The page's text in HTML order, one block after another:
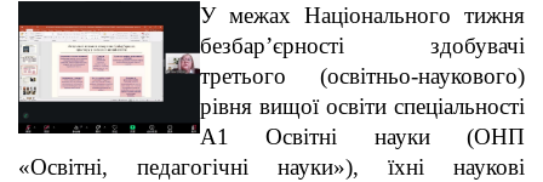
У межах Національного тижня
безбар’єрності здобувачі
третього (освітньо-наукового)
рівня вищої освіти спеціальності
А1 Освітні науки (ОНП
«Освітні, педагогічні науки»), їхні наукові